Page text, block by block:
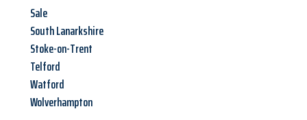
Sale
South Lanarkshire
Stoke-on-Trent
Telford
Watford
Wolverhampton